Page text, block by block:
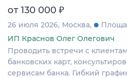
от 130 000 ₽
26 июля 2026 Москва
ИП Краснов Олег Олегович
Проводить встречи с
банковских карт,
сервисам банка. Гибкий